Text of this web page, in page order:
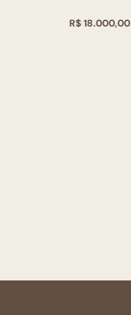
R$ 18.000,00